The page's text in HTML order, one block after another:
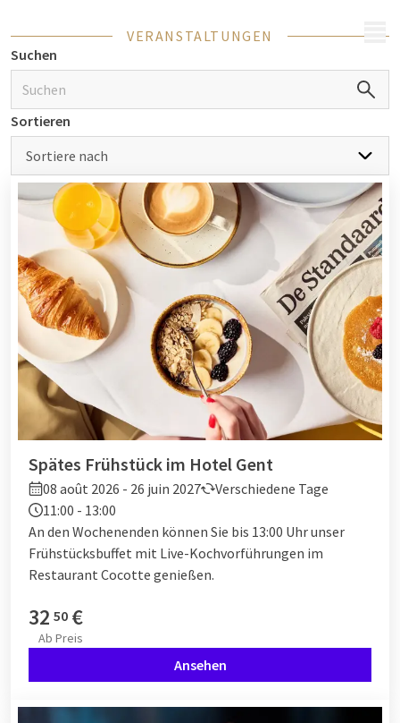
VERANSTALTUNGEN
Suchen
Sortieren
Sortiere nach
Spätes Frühstück im Hotel Gent
08 août 2026 - 26 juin 2027
Verschiedene Tage
11:00 - 13:00
An den Wochenenden können Sie bis 13:00 Uhr unser
Frühstücksbuffet mit Live-Kochvorführungen im
Restaurant Cocotte genießen.
32 50 €
Ab Preis
Ansehen